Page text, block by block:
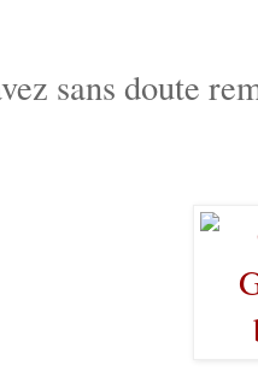
sans doute